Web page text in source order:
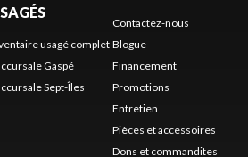
usagé complet
Gaspé
Sept-Îles
Contactez-nous
Blogue
Financement
Promotions
Entretien
Pièces et accessoires
Dons et commandites